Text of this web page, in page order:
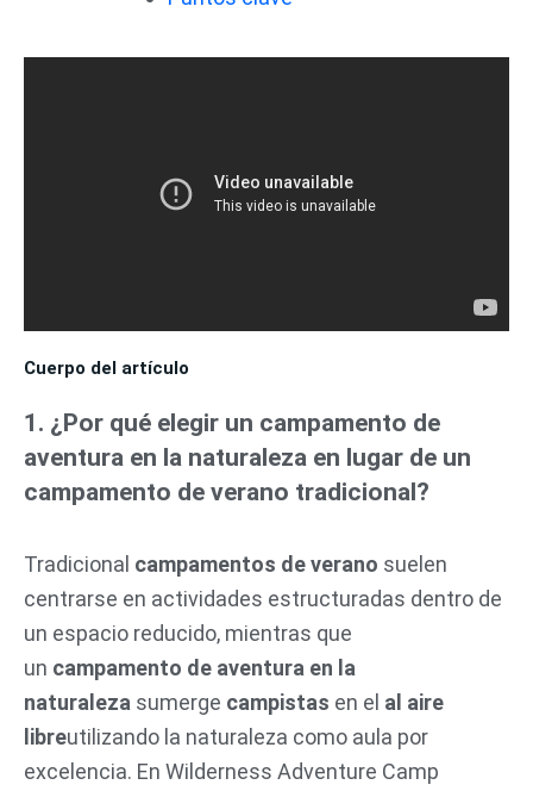
Cuerpo del artículo
1. ¿Por qué elegir un campamento de
aventura en la naturaleza en lugar de un
campamento de verano tradicional?
Tradicional campamentos de verano suelen
centrarse en actividades estructuradas dentro de
un espacio reducido, mientras que
un campamento de aventura en la
naturaleza sumerge campistas en el al aire
libreutilizando la naturaleza como aula por
excelencia. En Wilderness Adventure Camp